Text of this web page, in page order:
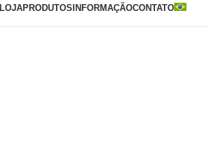
LOJAPRODUTOS INFORMAÇÃOCONTATO